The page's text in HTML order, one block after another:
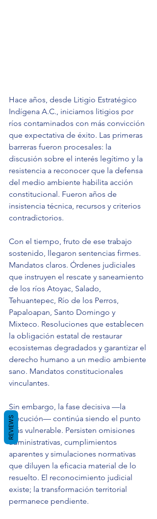
Hace años, desde Litigio Estratégico
Indígena A.C., iniciamos litigios por
ríos contaminados con más convicción
que expectativa de éxito. Las primeras
barreras fueron procesales: la
discusión sobre el interés legítimo y la
resistencia a reconocer que la defensa
del medio ambiente habilita acción
constitucional. Fueron años de
insistencia técnica, recursos y criterios
contradictorios.
Con el tiempo, fruto de ese trabajo
sostenido, llegaron sentencias firmes.
Mandatos claros. Órdenes judiciales
que instruyen el rescate y saneamiento
de los ríos Atoyac, Salado,
Tehuantepec, Río de los Perros,
Papaloapan, Santo Domingo y
Mixteco. Resoluciones que establecen
la obligación estatal de restaurar
ecosistemas degradados y garantizar el
derecho humano a un medio ambiente
sano. Mandatos constitucionales
vinculantes.
Sin embargo, la fase decisiva —la
ejecución— continúa siendo el punto
más vulnerable. Persisten omisiones
administrativas, cumplimientos
aparentes y simulaciones normativas
que diluyen la eficacia material de lo
resuelto. El reconocimiento judicial
existe; la transformación territorial
permanece pendiente.
REVIEWS